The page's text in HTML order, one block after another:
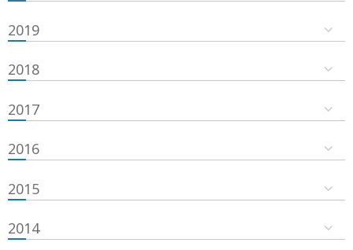
2019
2018
2017
2016
2015
2014